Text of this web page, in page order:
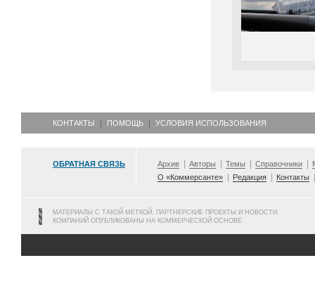
КОНТАКТЫ ПОМОЩЬ УСЛОВИЯ ИСПОЛЬЗОВАНИЯ
ОБРАТНАЯ СВЯЗЬ Архив Авторы Темы Справочники
О «Коммерсанте»
Редакция Контакты
МАТЕРИАЛЫ С ТАКОЙ МЕТКОЙ, ПАРТНЕРСКИЕ ПРОЕКТЫ И НОВОСТИ
КОМПАНИЙ ОПУБЛИКОВАНЫ НА КОММЕРЧЕСКОЙ ОСНОВЕ